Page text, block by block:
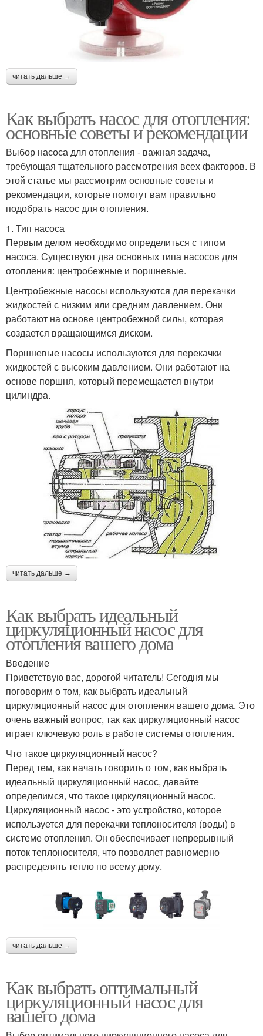
читать дальше →
Как выбрать насос для отопления:
основные советы и рекомендации
Выбор насоса для отопления - важная задача,
требующая тщательного рассмотрения всех факторов. В
этой статье мы рассмотрим основные советы и
рекомендации, которые помогут вам правильно
подобрать насос для отопления.
1. Тип насоса
Первым делом необходимо определиться с типом
насоса. Существуют два основных типа насосов для
отопления: центробежные и поршневые.
Центробежные насосы используются для перекачки
жидкостей с низким или средним давлением. Они
работают на основе центробежной силы, которая
создается вращающимся диском.
Поршневые насосы используются для перекачки
жидкостей с высоким давлением. Они работают на
основе поршня, который перемещается внутри
цилиндра.
читать дальше →
Как выбрать идеальный
циркуляционный насос для
отопления вашего дома
Введение
Приветствую вас, дорогой читатель! Сегодня мы
поговорим о том, как выбрать идеальный
циркуляционный насос для отопления вашего дома. Это
очень важный вопрос, так как циркуляционный насос
играет ключевую роль в работе системы отопления.
Что такое циркуляционный насос?
Перед тем, как начать говорить о том, как выбрать
идеальный циркуляционный насос, давайте
определимся, что такое циркуляционный насос.
Циркуляционный насос - это устройство, которое
используется для перекачки теплоносителя (воды) в
системе отопления. Он обеспечивает непрерывный
поток теплоносителя, что позволяет равномерно
распределять тепло по всему дому.
читать дальше →
Как выбрать оптимальный
циркуляционный насос для
вашего дома